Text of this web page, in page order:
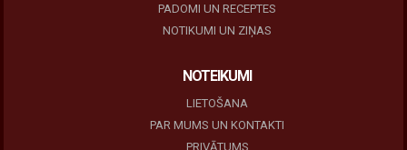
PADOMI UN RECEPTES
NOTIKUMI UN ZIŅAS
NOTEIKUMI
LIETOŠANA
PAR MUMS UN KONTAKTI
PRIVĀTUMS